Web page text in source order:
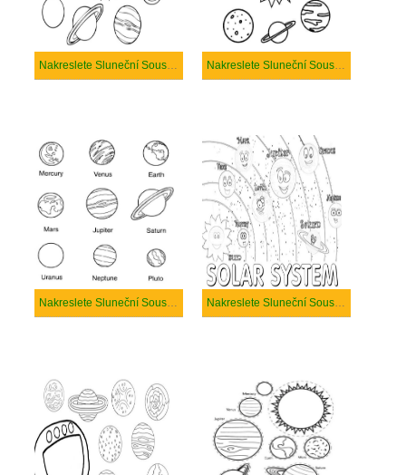
Nakreslete Sluneční Soustava prostý Nakreslete Sluneční Soustava skica
Nakreslete Sluneční Soustava snadný u dětí Nakreslete Sluneční Soustava snadný